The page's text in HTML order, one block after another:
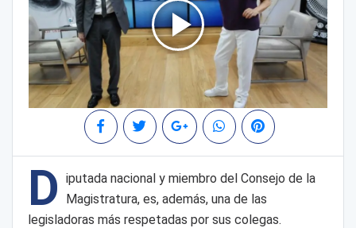
D iputada nacional y miembro del Consejo de la
Magistratura, es, además, una de las
legisladoras más respetadas por sus colegas.